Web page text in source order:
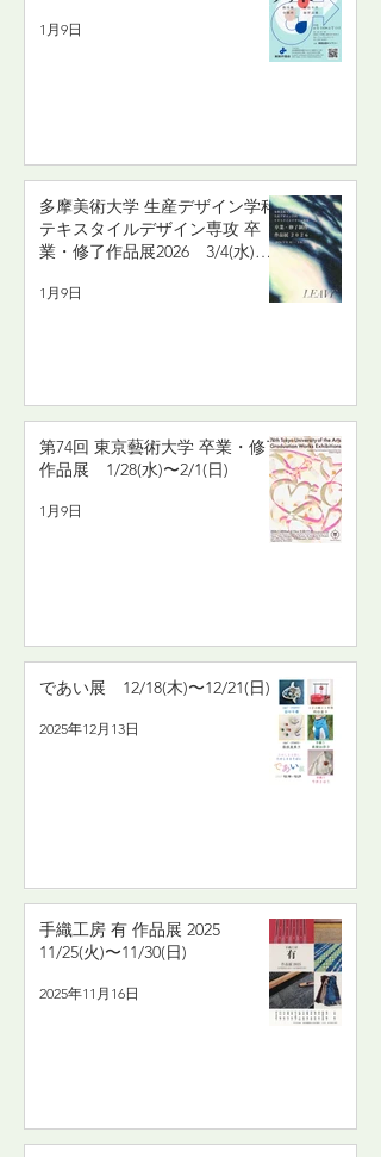
1月9日
多摩美術大学 生産デザイン学科
テキスタイルデザイン専攻 卒
業・修了作品展2026 3/4(水)〜
1月9日
第74回 東京藝術大学 卒業・修了
作品展 1/28(水)〜2/1(日)
1月9日
であい展 12/18(木)〜12/21(日)
2025年12月13日
手織工房 有 作品展 2025
11/25(火)〜11/30(日)
2025年11月16日